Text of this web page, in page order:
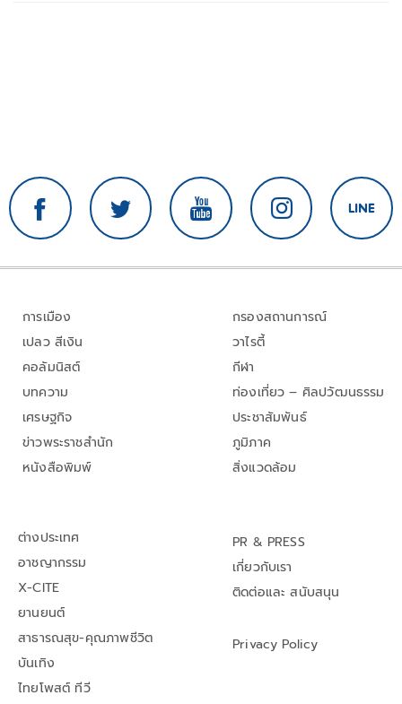
การเมือง
เปลว สีเงิน
คอลัมนิสต์
บทความ
เศรษฐกิจ
ข่าวพระราชสำนัก
หนังสือพิมพ์
กรองสถานการณ์
วาไรตี้
กีฬา
ท่องเที่ยว – ศิลปวัฒนธรรม
ประชาสัมพันธ์
ภูมิภาค
สิ่งแวดล้อม
ต่างประเทศ
อาชญากรรม
X-CITE
ยานยนต์
สาธารณสุข-คุณภาพชีวิต
บันเทิง
ไทยโพสต์ ทีวี
PR & PRESS
เกี่ยวกับเรา
ติดต่อและ สนับสนุน
Privacy Policy